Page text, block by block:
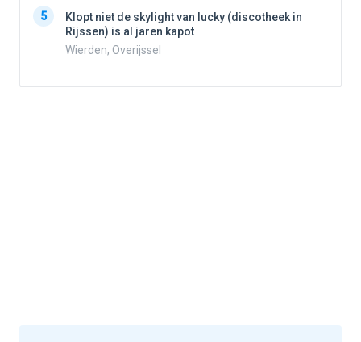
5
Klopt niet de skylight van lucky (discotheek in
Rijssen) is al jaren kapot
Wierden, Overijssel